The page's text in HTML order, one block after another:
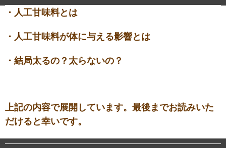
・人工甘味料とは
・人工甘味料が体に与える影響とは
・結局太るの？太らないの？
上記の内容で展開しています。最後までお読みいた
だけると幸いです。